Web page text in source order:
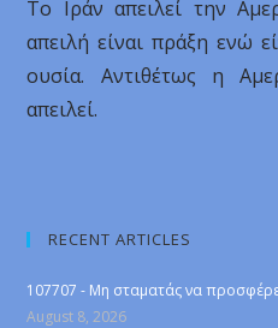
Το Ιράν απειλεί την
απειλή είναι πράξη ενώ
ουσία. Αντιθέτως η
απειλεί.
RECENT ARTICLES
107707 - Μη σταματάς να
August 8, 2026